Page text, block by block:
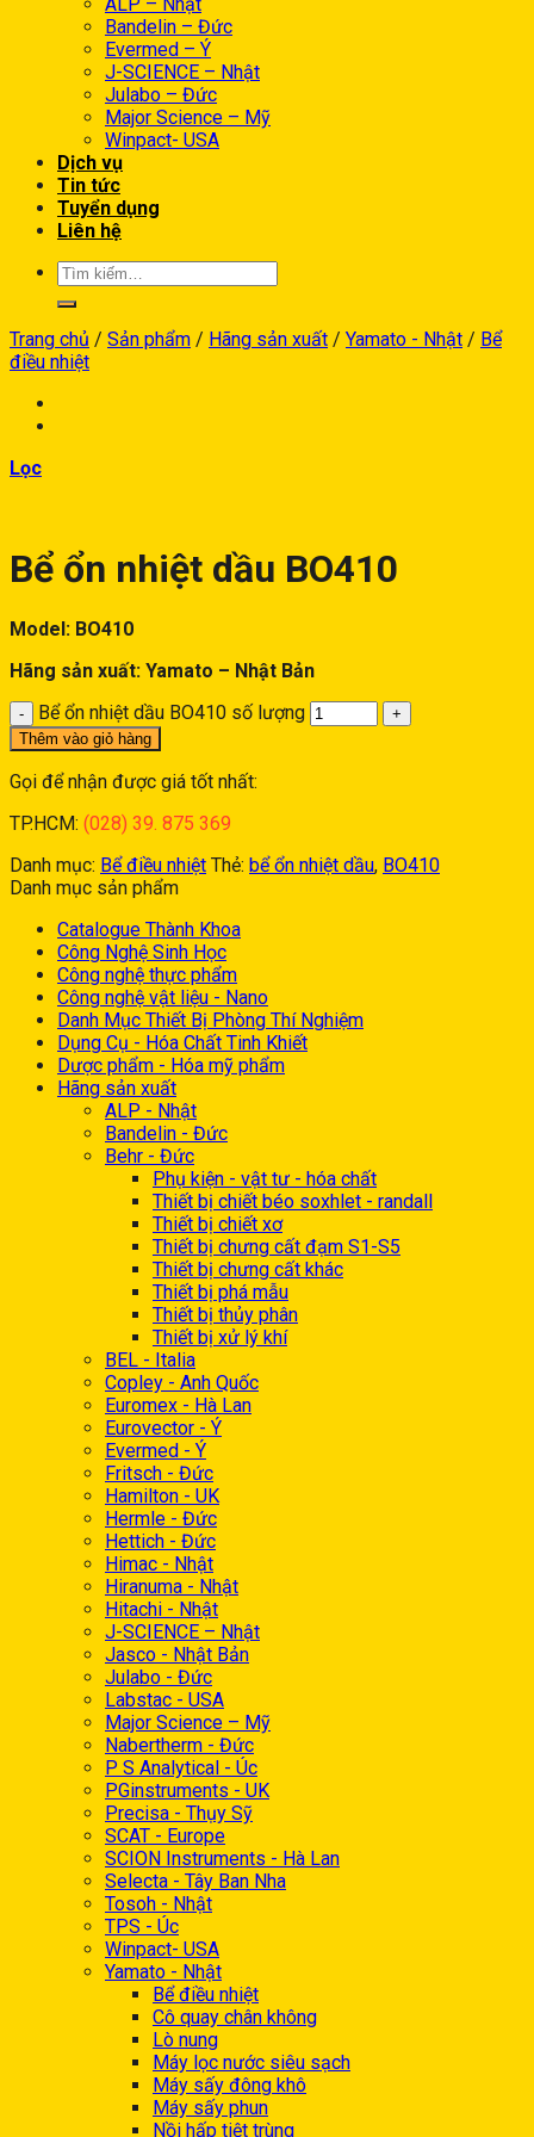
Bandelin – Đức
Evermed – Ý
J-SCIENCE – Nhật
Julabo – Đức
Major Science – Mỹ
Winpact- USA
Dịch vụ
Tin tức
Tuyển dụng
Liên hệ
Trang chủ / Sản phẩm / Hãng sản xuất / Yamato - Nhật / Bể
điều nhiệt
Lọc
Bể ổn nhiệt dầu BO410
Model: BO410
Hãng sản xuất: Yamato – Nhật Bản
Bể ổn nhiệt dầu BO410 số lượng
Thêm vào giỏ hàng
Gọi để nhận được giá tốt nhất:
TP.HCM: (028) 39. 875 369
Danh mục: Bể điều nhiệt Thẻ: bể ổn nhiệt dầu, BO410
Danh mục sản phẩm
Catalogue Thành Khoa
Công Nghệ Sinh Học
Công nghệ thực phẩm
Công nghệ vật liệu - Nano
Danh Mục Thiết Bị Phòng Thí Nghiệm
Dụng Cụ - Hóa Chất Tinh Khiết
Dược phẩm - Hóa mỹ phẩm
Hãng sản xuất
ALP - Nhật
Bandelin - Đức
Behr - Đức
Phụ kiện - vật tư - hóa chất
Thiết bị chiết béo soxhlet - randall
Thiết bị chiết xơ
Thiết bị chưng cất đạm S1-S5
Thiết bị chưng cất khác
Thiết bị phá mẫu
Thiết bị thủy phân
Thiết bị xử lý khí
BEL - Italia
Copley - Anh Quốc
Euromex - Hà Lan
Eurovector - Ý
Evermed - Ý
Fritsch - Đức
Hamilton - UK
Hermle - Đức
Hettich - Đức
Himac - Nhật
Hiranuma - Nhật
Hitachi - Nhật
J-SCIENCE – Nhật
Jasco - Nhật Bản
Julabo - Đức
Labstac - USA
Major Science – Mỹ
Nabertherm - Đức
P S Analytical - Úc
PGinstruments - UK
Precisa - Thụy Sỹ
SCAT - Europe
SCION Instruments - Hà Lan
Selecta - Tây Ban Nha
Tosoh - Nhật
TPS - Úc
Winpact- USA
Yamato - Nhật
Bể điều nhiệt
Cô quay chân không
Lò nung
Máy lọc nước siêu sạch
Máy sấy đông khô
Máy sấy phun
Nồi hấp tiệt trùng